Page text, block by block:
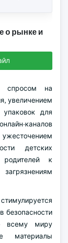
о рынке и
спросом на
увеличением
упаковок для
каналов
детских
к
безопасности
всему миру
материалы